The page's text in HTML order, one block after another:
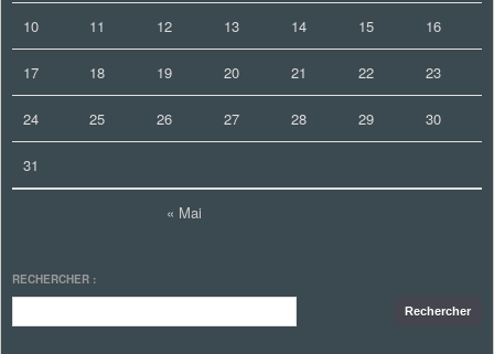
« Mai
10 11 12 13 14 15 16
17 18 19 20 21 22 23
24 25 26 27 28 29 30
31
RECHERCHER :